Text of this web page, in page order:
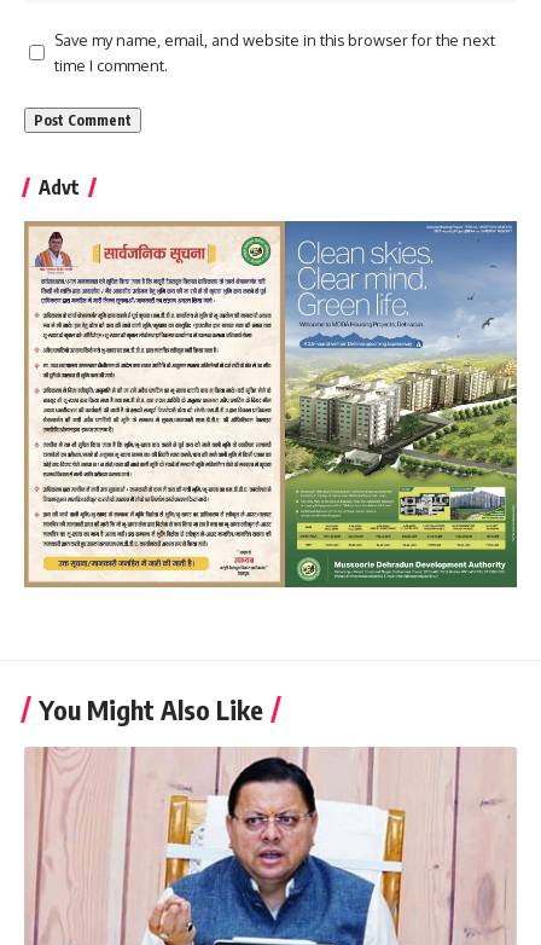
Save my name, email, and website in this browser for the next
time I comment.
Advt
You Might Also Like